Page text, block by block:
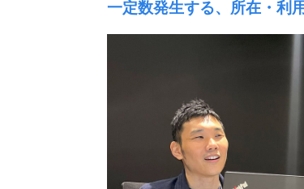
一定数発生する、所在・利